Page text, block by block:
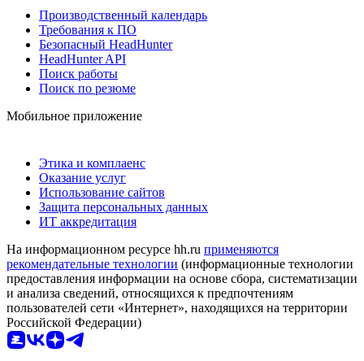
Производственный календарь
Требования к ПО
Безопасный HeadHunter
HeadHunter API
Поиск работы
Поиск по резюме
Мобильное приложение
Этика и комплаенс
Оказание услуг
Использование сайтов
Защита персональных данных
ИТ аккредитация
На информационном ресурсе hh.ru применяются
рекомендательные технологии (информационные технологии
предоставления информации на основе сбора, систематизации
и анализа сведений, относящихся к предпочтениям
пользователей сети «Интернет», находящихся на территории
Российской Федерации)